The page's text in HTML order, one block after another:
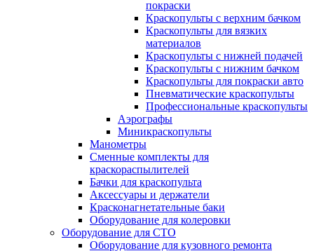
покраски
Краскопульты с верхним бачком
Краскопульты для вязких
материалов
Краскопульты с нижней подачей
Краскопульты с нижним бачком
Краскопульты для покраски авто
Пневматические краскопульты
Профессиональные краскопульты
Аэрографы
Миникраскопульты
Манометры
Сменные комплекты для
краскораспылителей
Бачки для краскопульта
Аксессуары и держатели
Красконагнетательные баки
Оборудование для колеровки
Оборудование для СТО
Оборудование для кузовного ремонта